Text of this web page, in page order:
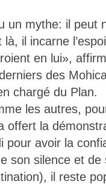
un mythe: il peut
il incarne
en lui»,
des
chargé du Plan.
les autres,
offert la
pour avoir la
son silence et de
il reste